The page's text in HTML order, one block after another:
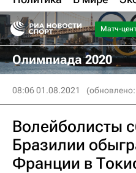
Матч-
Олимпиада 2020
08:06 01.08.2021
Волейболисты
Бразилии
Франции в